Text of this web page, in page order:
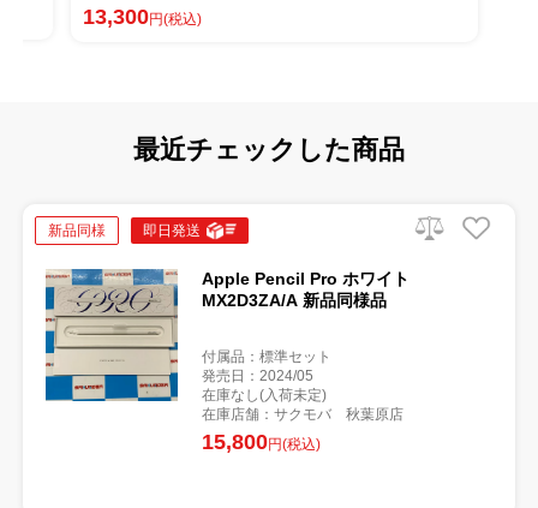
13,300円(税込)
最近チェックした商品
新品同様 即日発送
Apple Pencil Pro ホワイト
MX2D3ZA/A 新品同様品
付属品：標準セット
発売日：2024/05
在庫なし(入荷未定)
在庫店舗：サクモバ 秋葉原店
15,800円(税込)